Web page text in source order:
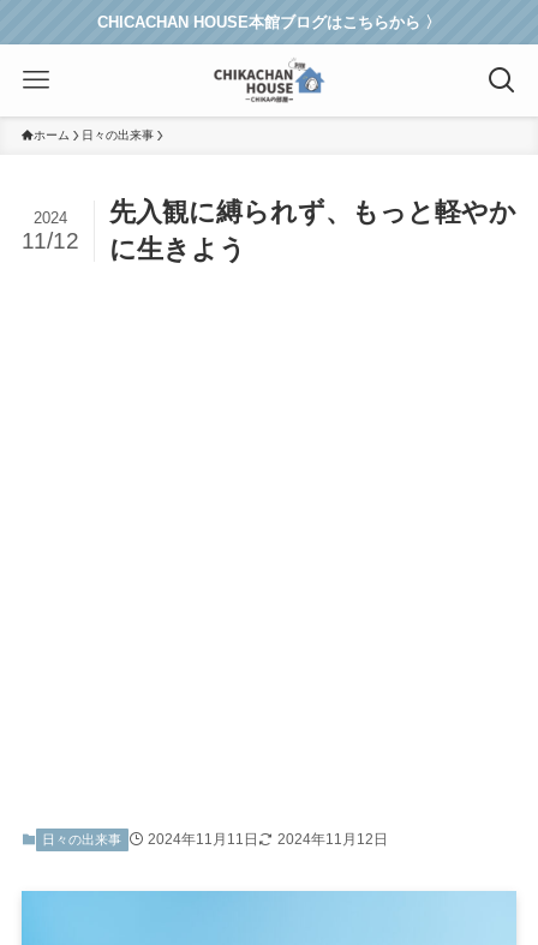
CHICACHAN HOUSE本館ブログはこちらから 〉
ホーム 日々の出来事
先入観に縛られず、もっと軽やか
に生きよう
2024
11/12
日々の出来事 2024年11月11日 2024年11月12日